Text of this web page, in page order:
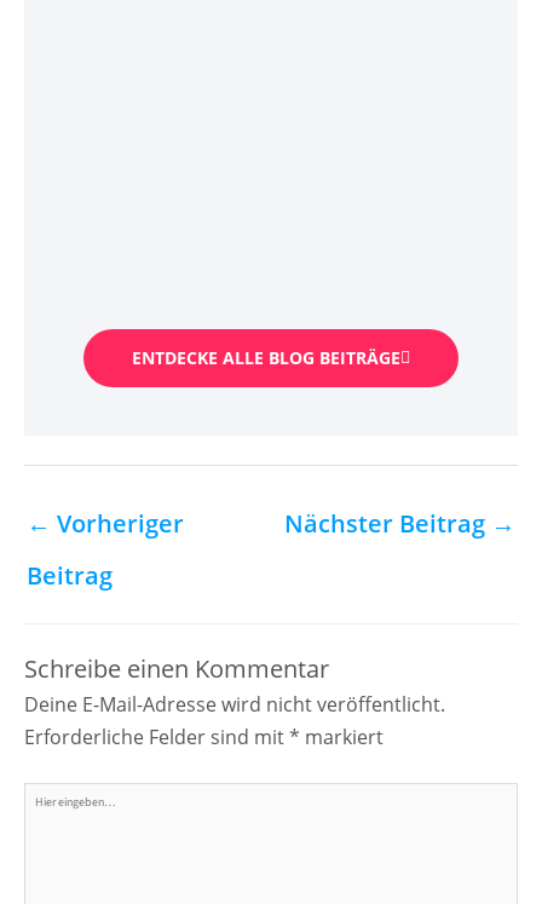
ENTDECKE ALLE BLOG BEITRÄGE
← Vorheriger
Beitrag
Nächster Beitrag →
Schreibe einen Kommentar
Deine E-Mail-Adresse wird nicht veröffentlicht.
Erforderliche Felder sind mit* markiert
Hier